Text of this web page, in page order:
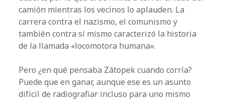
camión mientras los vecinos lo aplauden. La
carrera contra el nazismo, el comunismo y
también contra sí mismo caracterizó la historia
de la llamada «locomotora humana».
Pero ¿en qué pensaba Zátopek cuando corría?
Puede que en ganar, aunque ese es un asunto
difícil de radiografiar incluso para uno mismo